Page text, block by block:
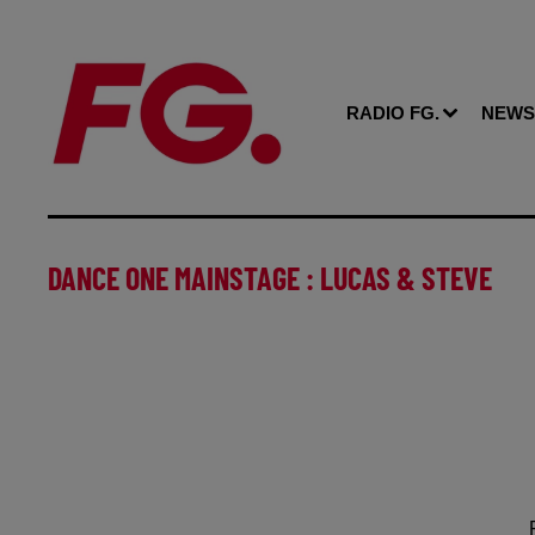
RADIO FG. NEWS
DANCE ONE MAINSTAGE : LUCAS & STEVE